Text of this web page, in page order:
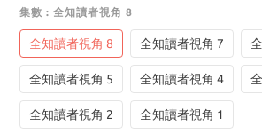
集數 : 全知讀者視角 8
全知讀者視角 8 全知讀者視角 7
全知讀者視角 5 全知讀者視角 4
全知讀者視角 2 全知讀者視角 1